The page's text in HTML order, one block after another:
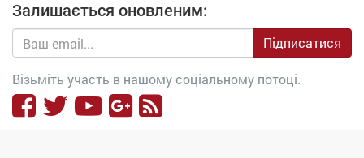
Залишається оновленим:
Підписатися
Візьміть участь в нашому соціальному потоці.